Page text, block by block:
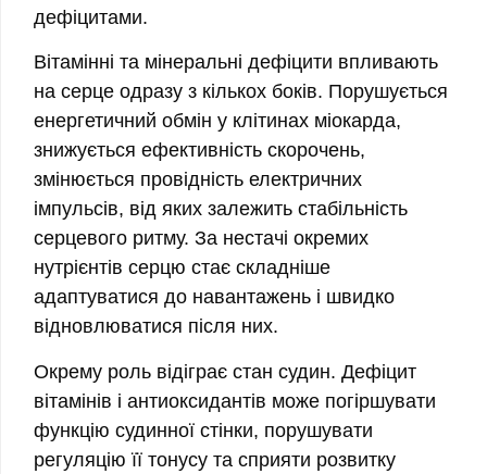
дефіцитами.
Вітамінні та мінеральні дефіцити впливають
на серце одразу з кількох боків. Порушується
енергетичний обмін у клітинах міокарда,
знижується ефективність скорочень,
змінюється провідність електричних
імпульсів, від яких залежить стабільність
серцевого ритму. За нестачі окремих
нутрієнтів серцю стає складніше
адаптуватися до навантажень і швидко
відновлюватися після них.
Окрему роль відіграє стан судин. Дефіцит
вітамінів і антиоксидантів може погіршувати
функцію судинної стінки, порушувати
регуляцію її тонусу та сприяти розвитку